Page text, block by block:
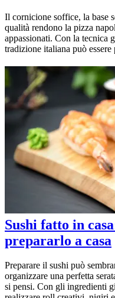
Il cornicione soffice, la base
qualità rendono la pizza
appassionati. Con la tecnica
tradizione italiana può essere
Sushi fatto in
prepararlo a casa
Preparare il sushi può
organizzare una perfetta
si pensi. Con gli ingredienti